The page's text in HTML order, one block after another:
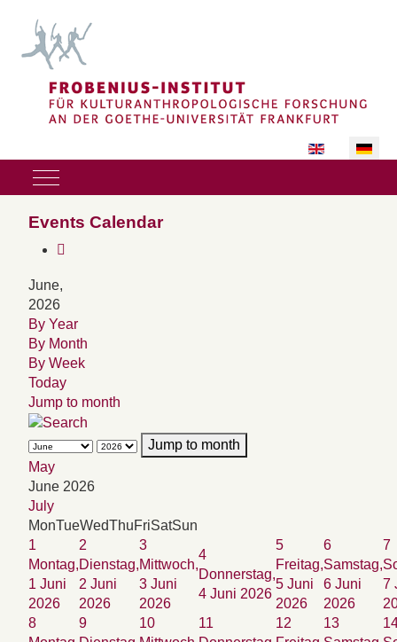
Sprache
Mobile Menu Toggle
Events Calendar
June,
2026
By Year
By Month
By Week
Today
Jump to month
Jump to month
May
June 2026
July
MonTueWedThuFriSatSun
1
Montag,
1 Juni
2026
2
Dienstag,
2 Juni
2026
3
Mittwoch,
3 Juni
2026
4
Donnerstag,
4 Juni 2026
5
Freitag,
5 Juni
2026
6
Samstag,
6 Juni
2026
7
7
8
9
10
11
12
13